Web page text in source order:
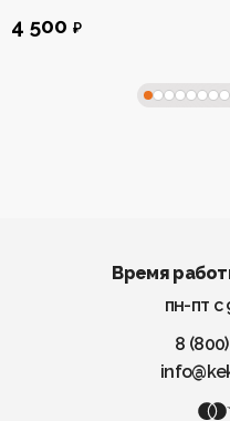
4 500 ₽
Время
пн-пт с
8